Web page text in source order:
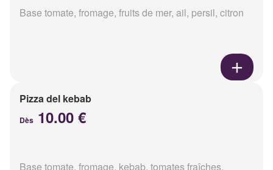
Base tomate, fromage, fruits de mer, ail, persil, citron
Pizza del kebab
Dès 10.00 €
Base tomate, fromage, kebab, tomates fraîches,